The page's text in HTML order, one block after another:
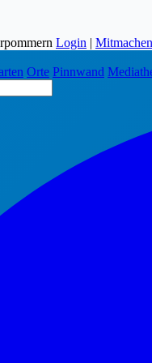
Login | Mitmachen
Orte Pinnwand